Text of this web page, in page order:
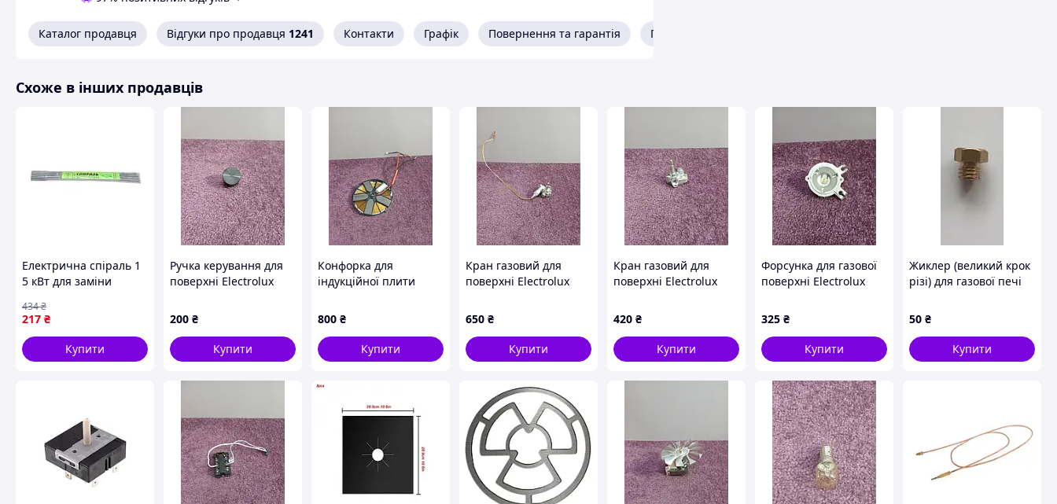
Каталог продавця Відгуки про продавця 1241 Контакти Графік Повернення та гарантія Про продавця
Схоже в інших продавців
Електрична спіраль 1
5 кВт для заміни
елемента побутових
приладів
217 ₴
434₴
Купити
Ручка керування для
поверхні Electrolux
200 ₴
Купити
Конфорка для
індукційної плити
9001034841
800 ₴
Купити
Кран газовий для
поверхні Electrolux
CAL22100A A4191F7
650 ₴
Купити
Кран газовий для
поверхні Electrolux
CAL22100A A4172E7
420 ₴
Купити
Форсунка для газової
поверхні Electrolux
325 ₴
Купити
Жиклер (великий крок
різі) для газової печі
50 ₴
Купити